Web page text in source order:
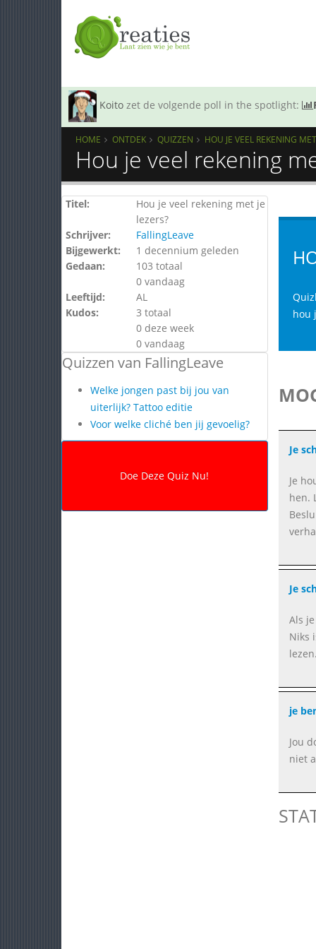
Koito zet de volgende poll in the spotlight:
HOME ONTDEK QUIZZEN HOU JE VEEL REKENING
Hou je veel rekening
Titel:
Hou je veel rekening met je
lezers?
Schrijver:
FallingLeave
Bijgewerkt:
1 decennium geleden
Gedaan:
103 totaal
0 vandaag
Leeftijd:
AL
Kudos:
3 totaal
0 deze week
0 vandaag
Quizzen van FallingLeave
Welke jongen past bij jou van
uiterlijk? Tattoo editie
Voor welke cliché ben jij gevoelig?
hou
Je
Je
hen.
Je
Als
Niks
je
Jou
niet